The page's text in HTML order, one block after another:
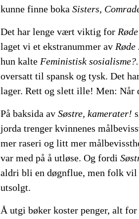
kunne finne boka Sisters,
Det har lenge vært viktig for
laget vi et ekstranummer av Røde
hun kalte Feministisk sosialisme?.
oversatt til spansk og tysk. Det
lager. Rett og slett ille! Men: Når
På baksida av Søstre, kamerater!
jorda trenger kvinnenes
mer raseri og litt mer
var med på å utløse. Og fordi
aldri bli en døgnflue, men folk vil
utsolgt.
Å utgi bøker koster penger, alt